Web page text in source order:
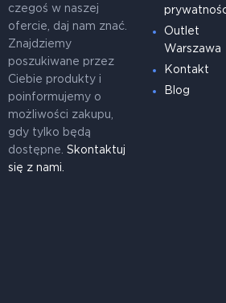
czegoś w naszej
ofercie, daj nam znać.
Znajdziemy
poszukiwane przez
Ciebie produkty i
poinformujemy o
możliwości zakupu,
gdy tylko będą
dostępne. Skontaktuj
się z nami.
Outlet
Warszawa
Kontakt
Blog